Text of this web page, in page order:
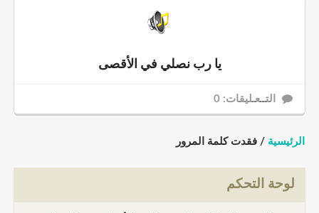
يا رب نصلي في الأقصى
التــعـليقات: 0
الرئيسية / فقدت كلمة المرور
لوحة التحكم